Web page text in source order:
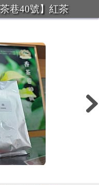
巷40號】紅茶